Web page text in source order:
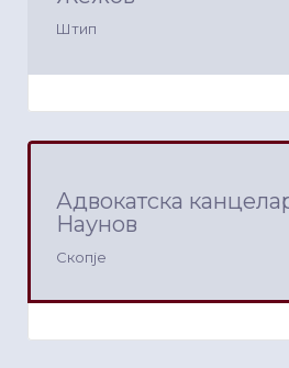
Штип
Адвокатска
Наунов
Скопје